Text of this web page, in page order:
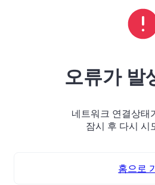
오류가 발
네트워크 연결상태
잠시 후 다시 시
홈으로